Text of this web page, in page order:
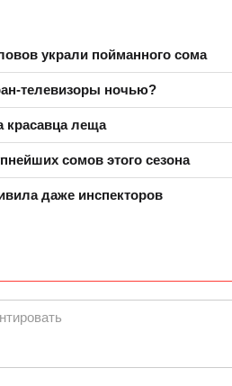
украли пойманного сома
телевизоры ночью?
красавца леща
сомов этого сезона
даже инспекторов